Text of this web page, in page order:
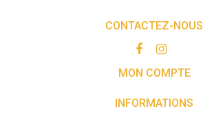
CONTACTEZ-NOUS
MON COMPTE
INFORMATIONS